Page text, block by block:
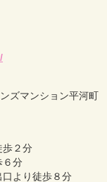
ズマンション平河町
歩２分
６分
より徒歩８分